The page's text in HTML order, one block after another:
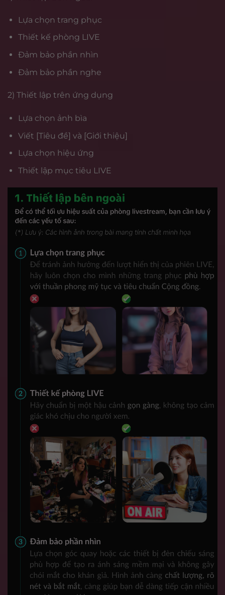
Lựa chọn trang phục
Thiết kế phòng LIVE
Đảm bảo phần nhìn
Đảm bảo phần nghe
2) Thiết lập trên ứng dụng
Lựa chọn ảnh bìa
Viết [Tiêu đề] và [Giới thiệu]
Lựa chọn hiệu ứng
Thiết lập mục tiêu LIVE